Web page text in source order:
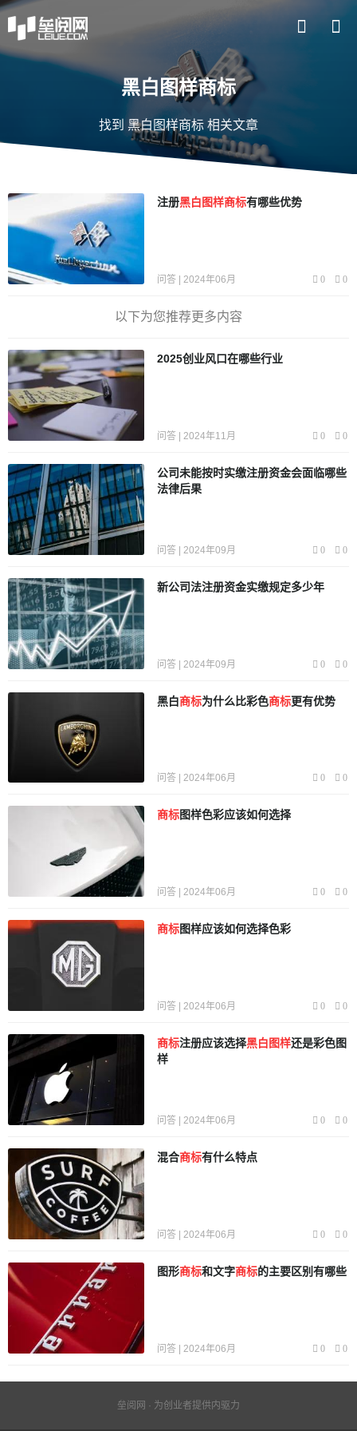
黑白图样商标
找到 黑白图样商标 相关文章
注册黑白图样商标有哪些优势
问答 | 2024年06月 0 0
以下为您推荐更多内容
2025创业风口在哪些行业
问答 | 2024年11月 0 0
公司未能按时实缴注册资金会面临哪些
法律后果
问答 | 2024年09月 0 0
新公司法注册资金实缴规定多少年
问答 | 2024年09月 0 0
黑白商标为什么比彩色商标更有优势
问答 | 2024年06月 0 0
商标图样色彩应该如何选择
问答 | 2024年06月 0 0
商标图样应该如何选择色彩
问答 | 2024年06月 0 0
商标注册应该选择黑白图样还是彩色图
样
问答 | 2024年06月 0 0
混合商标有什么特点
问答 | 2024年06月 0 0
图形商标和文字商标的主要区别有哪些
问答 | 2024年06月 0 0
垒阅网 · 为创业者提供内驱力